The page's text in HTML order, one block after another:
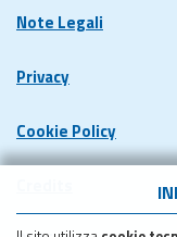
Note Legali
Privacy
Cookie Policy